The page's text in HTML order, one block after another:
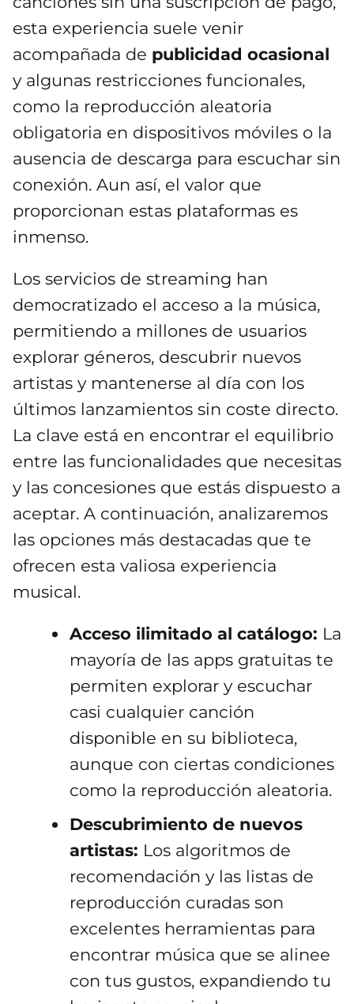
esta experiencia suele venir
acompañada de publicidad ocasional
y algunas restricciones funcionales,
como la reproducción aleatoria
obligatoria en dispositivos móviles o la
ausencia de descarga para escuchar sin
conexión. Aun así, el valor que
proporcionan estas plataformas es
inmenso.
Los servicios de streaming han
democratizado el acceso a la música,
permitiendo a millones de usuarios
explorar géneros, descubrir nuevos
artistas y mantenerse al día con los
últimos lanzamientos sin coste directo.
La clave está en encontrar el equilibrio
entre las funcionalidades que necesitas
y las concesiones que estás dispuesto a
aceptar. A continuación, analizaremos
las opciones más destacadas que te
ofrecen esta valiosa experiencia
musical.
Acceso ilimitado al catálogo: La
mayoría de las apps gratuitas te
permiten explorar y escuchar
casi cualquier canción
disponible en su biblioteca,
aunque con ciertas condiciones
como la reproducción aleatoria.
Descubrimiento de nuevos
artistas: Los algoritmos de
recomendación y las listas de
reproducción curadas son
excelentes herramientas para
encontrar música que se alinee
con tus gustos, expandiendo tu